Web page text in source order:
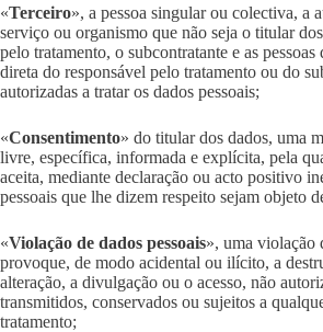
«Terceiro», a pessoa singular ou colectiva, a
serviço ou organismo que não seja o titular
pelo tratamento, o subcontratante e as
direta do responsável pelo tratamento ou do
autorizadas a tratar os dados pessoais;
«Consentimento» do titular dos dados, uma
livre, específica, informada e explícita, pela
aceita, mediante declaração ou acto positivo
pessoais que lhe dizem respeito sejam objeto
«Violação de dados pessoais», uma violação
provoque, de modo acidental ou ilícito, a
alteração, a divulgação ou o acesso, não
transmitidos, conservados ou sujeitos a
tratamento;